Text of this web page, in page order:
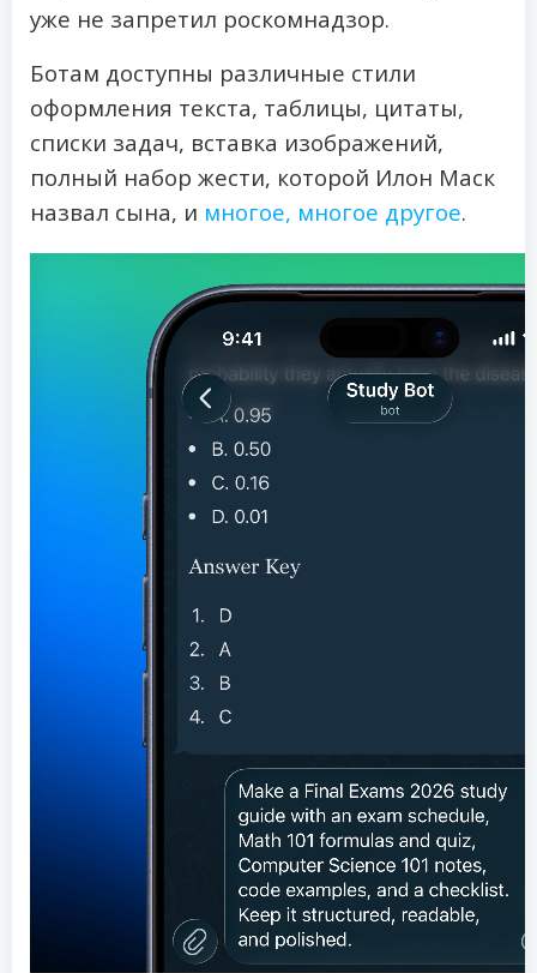
уже не запретил роскомнадзор.
Ботам доступны различные стили
оформления текста, таблицы, цитаты,
списки задач, вставка изображений,
полный набор жести, которой Илон Маск
назвал сына, и многое, многое другое.